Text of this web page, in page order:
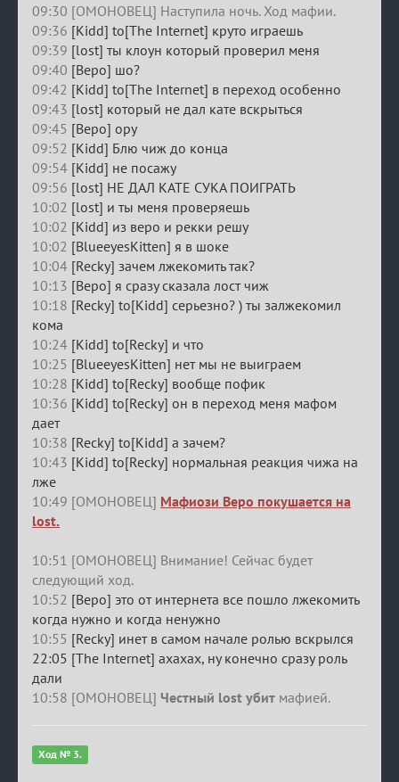
09:30 [ОМОНОВЕЦ] Наступила ночь. Ход мафии.
09:36 [Kidd] to[The Internet] круто играешь
09:39 [lost] ты клоун который проверил меня
09:40 [Веро] шо?
09:42 [Kidd] to[The Internet] в переход особенно
09:43 [lost] который не дал кате вскрыться
09:45 [Веро] ору
09:52 [Kidd] Блю чиж до конца
09:54 [Kidd] не посажу
09:56 [lost] НЕ ДАЛ КАТЕ СУКА ПОИГРАТЬ
10:02 [lost] и ты меня проверяешь
10:02 [Kidd] из веро и рекки решу
10:02 [BlueeyesKitten] я в шоке
10:04 [Recky] зачем лжекомить так?
10:13 [Веро] я сразу сказала лост чиж
10:18 [Recky] to[Kidd] серьезно? ) ты залжекомил
кома
10:24 [Kidd] to[Recky] и что
10:25 [BlueeyesKitten] нет мы не выиграем
10:28 [Kidd] to[Recky] вообще пофик
10:36 [Kidd] to[Recky] он в переход меня мафом
дает
10:38 [Recky] to[Kidd] а зачем?
10:43 [Kidd] to[Recky] нормальная реакция чижа на
лже
10:49 [ОМОНОВЕЦ] Мафиози Веро покушается на
lost.
10:51 [ОМОНОВЕЦ] Внимание! Сейчас будет
следующий ход.
10:52 [Веро] это от интернета все пошло лжекомить
когда нужно и когда ненужно
10:55 [Recky] инет в самом начале ролью вскрылся
22:05 [The Internet] ахахах, ну конечно сразу роль
дали
10:58 [ОМОНОВЕЦ] Честный lost убит мафией.
Ход № 3.